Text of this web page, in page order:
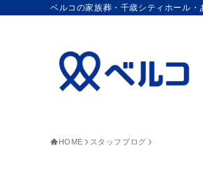
ベルコの家族葬・千歳シティホール
HOME スタッフブログ